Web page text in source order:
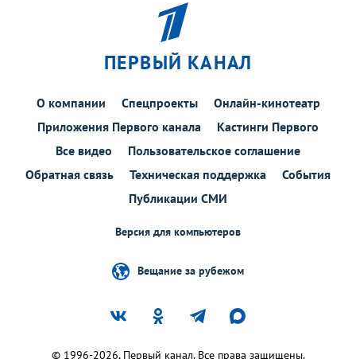
ПЕРВЫЙ КАНАЛ
О компании Спецпроекты
Онлайн-кинотеатр
Приложения Первого канала
Кастинги Первого
Все видео
Пользовательское соглашение
Обратная связь
Техническая поддержка
События
Публикации СМИ
Версия для компьютеров
Вещание за рубежом
© 1996-2026, Первый канал. Все права защищены.